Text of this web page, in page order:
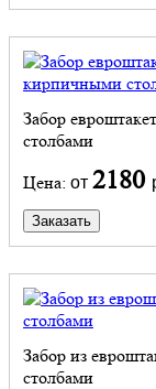
Забор
столбами
Цена: от 2180
Заказать
Забор из
столбами